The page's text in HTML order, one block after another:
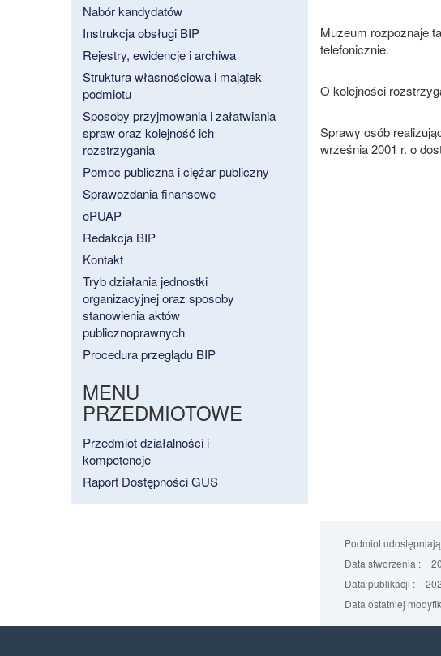
Nabór kandydatów
Instrukcja obsługi BIP
Rejestry, ewidencje i archiwa
Struktura własnościowa i majątek
podmiotu
Sposoby przyjmowania i załatwiania
spraw oraz kolejność ich
rozstrzygania
Pomoc publiczna i ciężar publiczny
Sprawozdania finansowe
ePUAP
Redakcja BIP
Kontakt
Tryb działania jednostki
organizacyjnej oraz sposoby
stanowienia aktów
publicznoprawnych
Procedura przeglądu BIP
MENU
PRZEDMIOTOWE
Przedmiot działalności i
kompetencje
Raport Dostępności GUS
Muzeum rozpoznaje
telefonicznie.
O kolejności
Sprawy osób
września 2001 r. o
Podmiot
Data stworzenia :
Data publikacji :
Data ostatniej